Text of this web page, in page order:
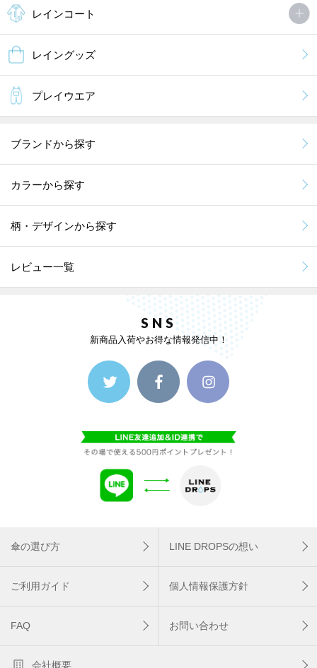
レインコート
レイングッズ
プレイウエア
ブランドから探す
カラーから探す
柄・デザインから探す
レビュー一覧
SNS
新商品入荷やお得な情報発信中！
傘の選び方 LINE DROPSの想い
ご利用ガイド 個人情報保護方針
FAQ お問い合わせ
会社概要